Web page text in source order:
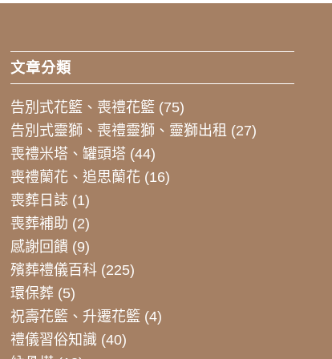
文章分類
告別式花籃、喪禮花籃 (75)
告別式靈獅、喪禮靈獅、靈獅出租 (27)
喪禮米塔、罐頭塔 (44)
喪禮蘭花、追思蘭花 (16)
喪葬日誌 (1)
喪葬補助 (2)
感謝回饋(9)
殯葬禮儀百科(225)
環保葬(5)
祝壽花籃、升遷花籃 (4)
禮儀習俗知識 (40)